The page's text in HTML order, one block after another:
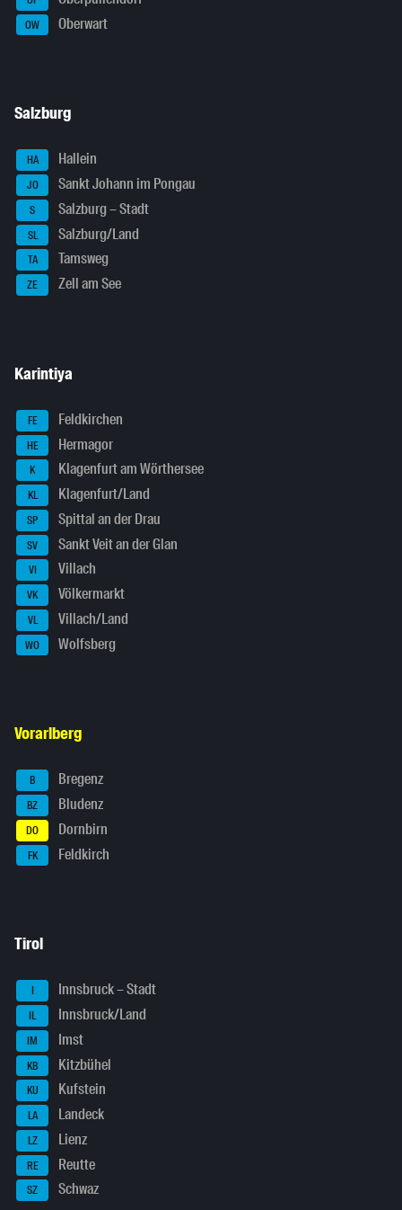
OW Oberwart
Salzburg
HA Hallein
JO Sankt Johann im Pongau
S Salzburg – Stadt
SL Salzburg/Land
TA Tamsweg
ZE Zell am See
Karintiya
FE Feldkirchen
HE Hermagor
K Klagenfurt am Wörthersee
KL Klagenfurt/Land
SP Spittal an der Drau
SV Sankt Veit an der Glan
VI Villach
VK Völkermarkt
VL Villach/Land
WO Wolfsberg
Vorarlberg
B Bregenz
BZ Bludenz
DO Dornbirn
FK Feldkirch
Tirol
I Innsbruck – Stadt
IL Innsbruck/Land
IM Imst
KB Kitzbühel
KU Kufstein
LA Landeck
LZ Lienz
RE Reutte
SZ Schwaz